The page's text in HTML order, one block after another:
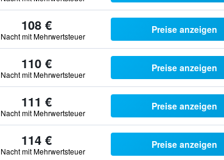
108 €
mit Mehrwertsteuer
Preise anzeigen
110 €
mit Mehrwertsteuer
Preise anzeigen
111 €
mit Mehrwertsteuer
Preise anzeigen
114 €
mit Mehrwertsteuer
Preise anzeigen